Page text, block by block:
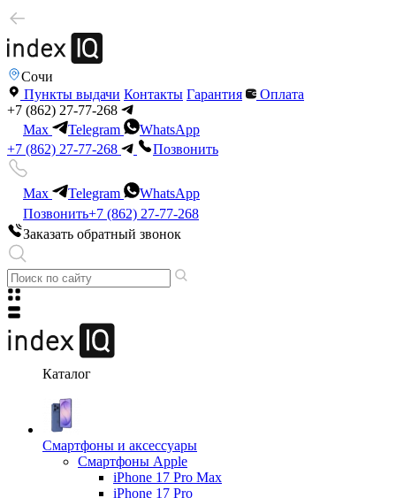
Сочи
Пункты выдачи Контакты Гарантия
Оплата
+7 (862) 27-77-268
Max
Telegram
WhatsApp
+7 (862) 27-77-268
Позвонить
Max Telegram
WhatsApp
Позвонить+7 (862) 27-77-268
Заказать обратный звонок
Каталог
Смартфоны и аксессуары
Смартфоны Apple
iPhone 17 Pro Max
iPhone 17 Pro